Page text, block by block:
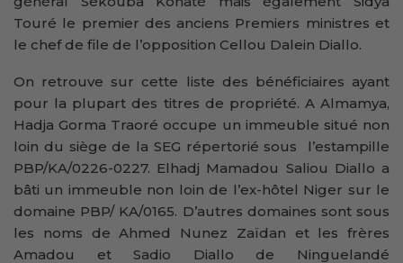
Touré le premier des anciens Premiers ministres et
le chef de file de l’opposition Cellou Dalein Diallo.
On retrouve sur cette liste des bénéficiaires ayant
pour la plupart des titres de propriété. A Almamya,
Hadja Gorma Traoré occupe un immeuble situé non
loin du siège de la SEG répertorié sous l’estampille
PBP/KA/0226-0227. Elhadj Mamadou Saliou Diallo a
bâti un immeuble non loin de l’ex-hôtel Niger sur le
domaine PBP/ KA/0165. D’autres domaines sont sous
les noms de Ahmed Nunez Zaïdan et les frères
Amadou et Sadio Diallo de Ninguelandé